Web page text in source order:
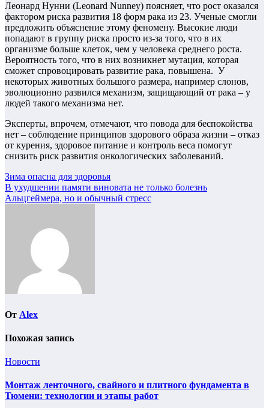
Леонард Нунни (Leonard Nunney) поясняет, что рост оказался
фактором риска развития 18 форм рака из 23. Ученые смогли
предложить объяснение этому феномену. Высокие люди
попадают в группу риска просто из-за того, что в их
организме больше клеток, чем у человека среднего роста.
Вероятность того, что в них возникнет мутация, которая
сможет спровоцировать развитие рака, повышена. У
некоторых животных большого размера, например слонов,
эволюционно развился механизм, защищающий от рака – у
людей такого механизма нет.
Эксперты, впрочем, отмечают, что повода для беспокойства
нет – соблюдение принципов здорового образа жизни – отказ
от курения, здоровое питание и контроль веса помогут
снизить риск развития онкологических заболеваний.
Навигация
по
Зима опасна для здоровья
В ухудшении памяти виновата не только болезнь
Альцгеймера, но и обычный стресс
От Alex
Похожая запись
Новости
Монтаж ленточного, свайного и плитного фундамента в
Тюмени: технологии и этапы работ